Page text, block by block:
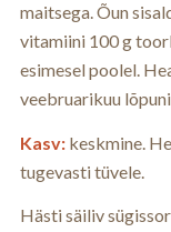
maitsega. Õun
vitamiini 100 g
esimesel poolel.
veebruarikuu
Kasv:keskmine.
tugevasti tüvele.
Hästi säiliv